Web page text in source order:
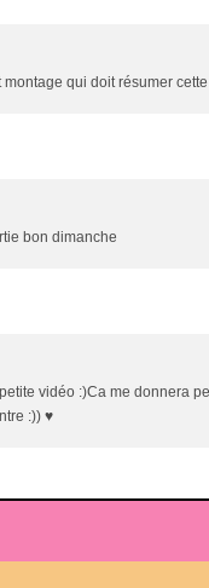
montage qui doit résumer
bon dimanche
vidéo :)Ca me donnera
:)) ♥